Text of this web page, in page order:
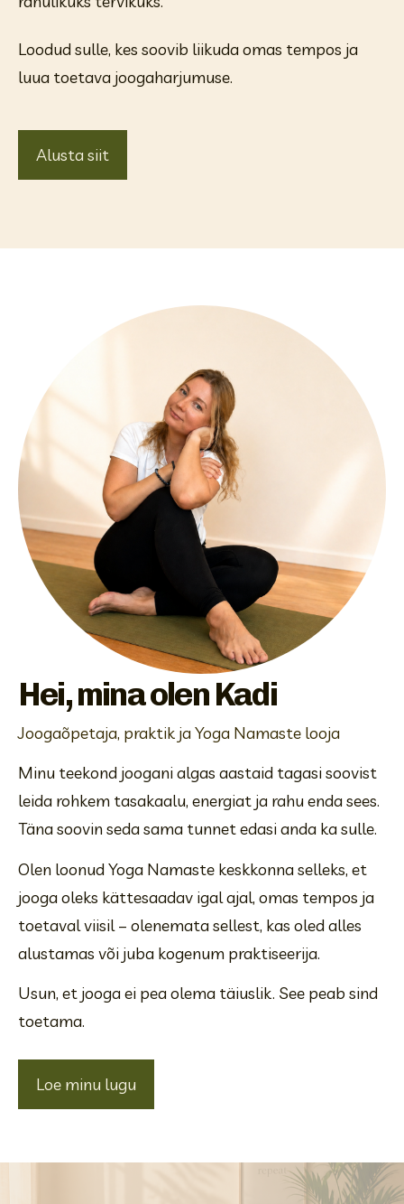
Loodud sulle, kes soovib liikuda omas tempos ja
luua toetava joogaharjumuse.
Alusta siit
Hei, mina olen Kadi
Joogaõpetaja, praktik ja Yoga Namaste looja
Minu teekond joogani algas aastaid tagasi soovist
leida rohkem tasakaalu, energiat ja rahu enda sees.
Täna soovin seda sama tunnet edasi anda ka sulle.
Olen loonud Yoga Namaste keskkonna selleks, et
jooga oleks kättesaadav igal ajal, omas tempos ja
toetaval viisil – olenemata sellest, kas oled alles
alustamas või juba kogenum praktiseerija.
Usun, et jooga ei pea olema täiuslik. See peab sind
toetama.
Loe minu lugu